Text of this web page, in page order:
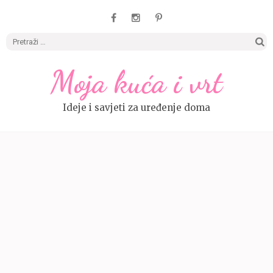
Moja kuća i vrt
Ideje i savjeti za uređenje doma